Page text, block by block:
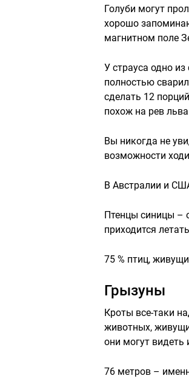
Голуби могут
хорошо
магнитном поле
У страуса одно
полностью
сделать 12
похож на рев
Вы никогда не
возможности
В Австралии и
Птенцы синицы –
приходится
75 % птиц,
Грызуны
Кроты все-таки
животных,
они могут видеть
76 метров –